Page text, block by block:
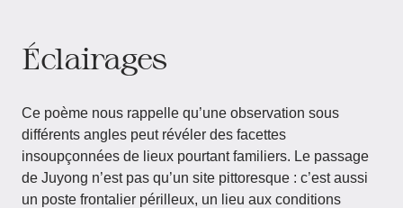
Éclairages
Ce poème nous rappelle qu’une observation sous
différents angles peut révéler des facettes
insoupçonnées de lieux pourtant familiers. Le passage
de Juyong n’est pas qu’un site pittoresque : c’est aussi
un poste frontalier périlleux, un lieu aux conditions